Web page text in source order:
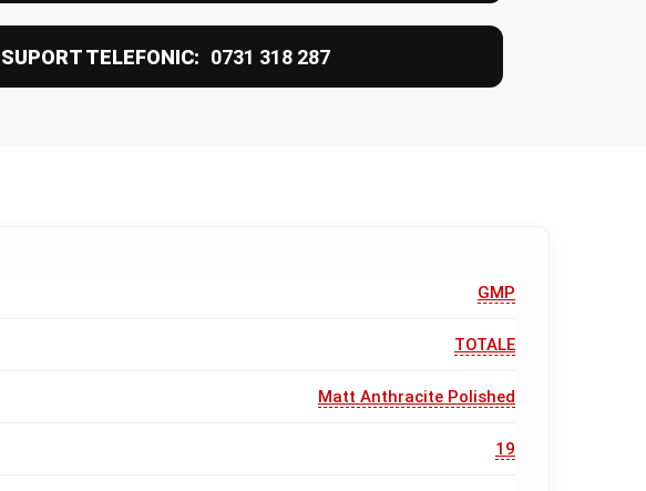
SUPORT TELEFONIC: 0731 318 287
GMP
TOTALE
Matt Anthracite Polished
19